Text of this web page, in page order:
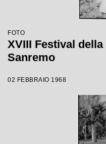
FOTO
XVIII Festival
Sanremo
02 FEBBRAIO 1968